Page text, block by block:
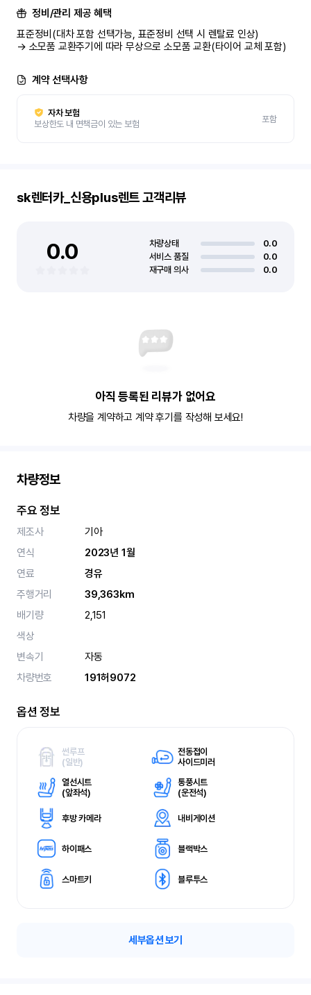
정비/관리 제공 혜택
표준정비(대차 포함 선택가능, 표준정비 선택 시 렌탈료 인상)
→ 소모품 교환주기에 따라 무상으로 소모품 교환(타이어 교체 포함)
계약 선택사항
자차 보험
보상한도 내 면책금이 있는 보험
포함
sk렌터카_신용plus렌트고객리뷰
0.0 차량상태
0.0
서비스 품질
0.0
재구매 의사
0.0
아직 등록된 리뷰가 없어요
차량을 계약하고 계약 후기를 작성해 보세요!
차량정보
주요 정보
제조사
기아
연식
2023년 1월
연료
경유
주행거리
39,363km
배기량
2,151
색상
변속기
자동
차량번호
191허9072
옵션 정보
썬루프
(일반)
전동접이
사이드미러
열선시트
(앞좌석)
통풍시트
(운전석)
후방 카메라 내비게이션
하이패스 블랙박스
스마트키 블루투스
세부옵션 보기